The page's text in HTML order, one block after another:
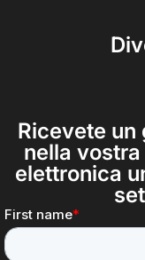
Ricevete
nella
elettronica